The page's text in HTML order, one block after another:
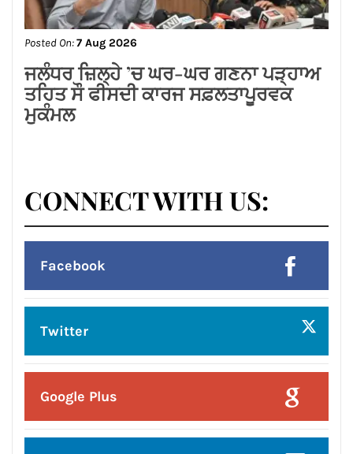
सीमा धूमल की विशेष सहभागिता में लघु उद्योग
भारती महिला इकाई, जालंधर ने हर्षोल्लास से
मनाया तीज उत्सव
Posted On:7 Aug 2026
लायंस क्लब जालंधर द्वारा मदर टेरेसा होम में सेवा
कार्य*